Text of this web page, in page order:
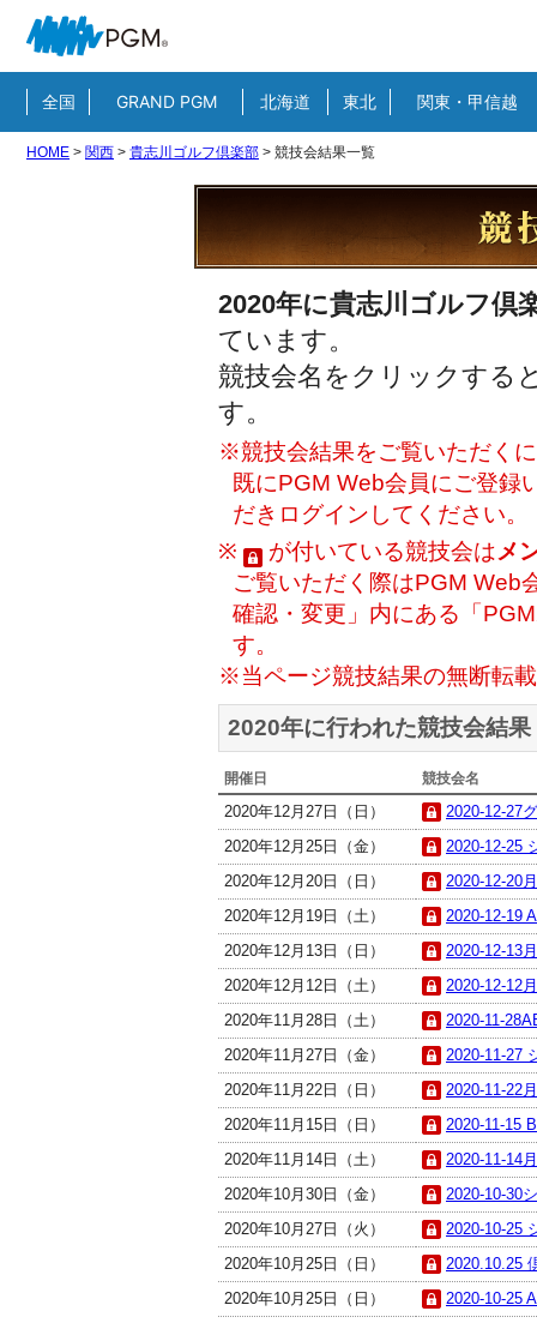
全国 GRAND PGM 北海道 東北 関東・甲信越
HOME > 関西 > 貴志川ゴルフ倶楽部 > 競技会結果一覧
2020年に貴志川ゴルフ倶
ています。
競技会名をクリックする
す。
※競技会結果をご覧いただく
既にPGM Web会員にご登録
だきログインしてください。
※
が付いている競技会はメ
ご覧いただく際はPGM Web
確認・変更」内にある「
す。
※当ページ競技結果の無断転
2020年に行われた競技会結果
開催日 競技会名
2020年12月27日（日）
2020-12-27
2020年12月25日（金）
2020-12-25
2020年12月20日（日）
2020-12-20
2020年12月19日（土）
2020-12-19
2020年12月13日（日）
2020-12-13
2020年12月12日（土）
2020-12-12
2020年11月28日（土）
2020-11-
2020年11月27日（金）
2020-11-27
2020年11月22日（日）
2020-11-22
2020年11月15日（日）
2020-11-15
2020年11月14日（土）
2020-11-14
2020年10月30日（金）
2020-10-30
2020年10月27日（火）
2020-10-25
2020年10月25日（日）
2020.10.25
2020年10月25日（日）
2020-10-25